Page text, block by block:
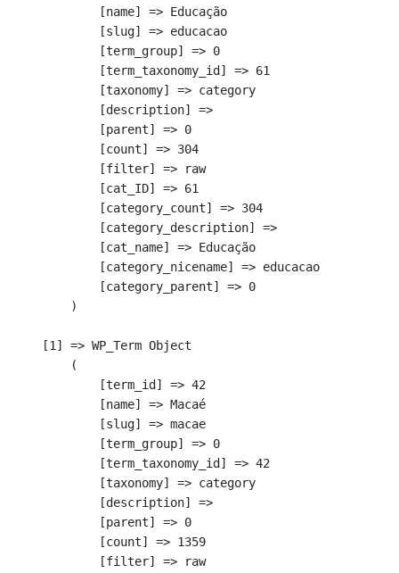
            [name] => Educação
            [slug] => educacao
            [term_group] => 0
            [term_taxonomy_id] => 61
            [taxonomy] => category
            [description] =>
            [parent] => 0
            [count] => 304
            [filter] => raw
            [cat_ID] => 61
            [category_count] => 304
            [category_description] =>
            [cat_name] => Educação
            [category_nicename] => educacao
            [category_parent] => 0
        )
    [1] => WP_Term Object
        (
            [term_id] => 42
            [name] => Macaé
            [slug] => macae
            [term_group] => 0
            [term_taxonomy_id] => 42
            [taxonomy] => category
            [description] =>
            [parent] => 0
            [count] => 1359
            [filter] => raw